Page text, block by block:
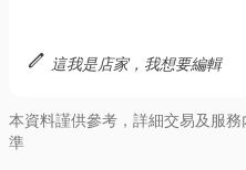
edit 這我是店家，我想要編輯
本資料謹供參考，詳細交易及服
準